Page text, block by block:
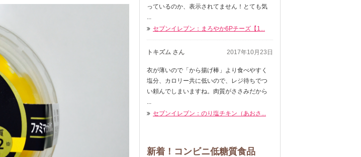
っているのか、表示されてません！とても気
...
セブンイレブン：まろやか6Pチーズ【1...
2017年10月23日
トキズム さん
衣が薄いので「から揚げ棒」より食べやすく
塩分、カロリー共に低いので、レジ待ちでつ
い頼んでしまいますね。肉質がささみだから
...
セブンイレブン：のり塩チキン（あおさ...
新着！コンビニ低糖質食品